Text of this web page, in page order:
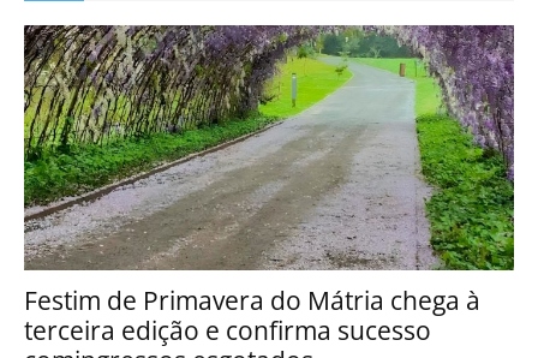
Festim de Primavera do Mátria chega à
terceira edição e confirma sucesso